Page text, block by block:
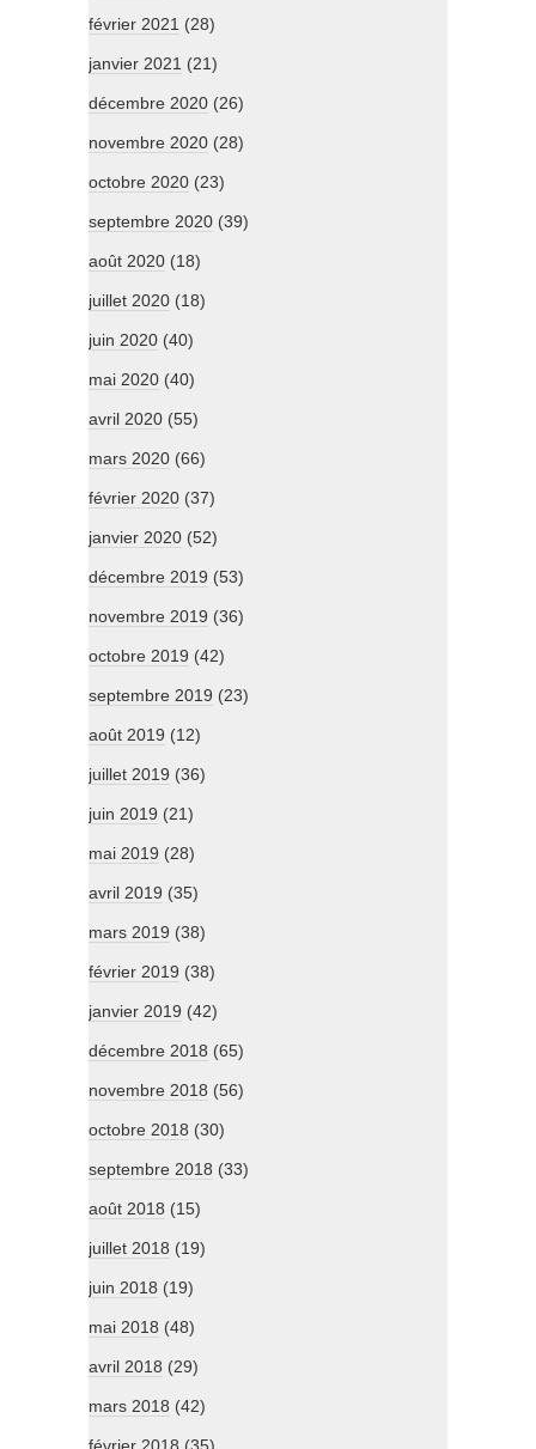
février 2021 (28)
janvier 2021 (21)
décembre 2020 (26)
novembre 2020 (28)
octobre 2020 (23)
septembre 2020 (39)
août 2020 (18)
juillet 2020 (18)
juin 2020 (40)
mai 2020 (40)
avril 2020 (55)
mars 2020 (66)
février 2020 (37)
janvier 2020 (52)
décembre 2019 (53)
novembre 2019 (36)
octobre 2019 (42)
septembre 2019 (23)
août 2019 (12)
juillet 2019 (36)
juin 2019 (21)
mai 2019 (28)
avril 2019 (35)
mars 2019 (38)
février 2019 (38)
janvier 2019 (42)
décembre 2018 (65)
novembre 2018 (56)
octobre 2018 (30)
septembre 2018 (33)
août 2018 (15)
juillet 2018 (19)
juin 2018 (19)
mai 2018 (48)
avril 2018 (29)
mars 2018 (42)